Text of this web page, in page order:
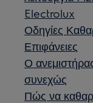
Electrolux
Οδηγίες
Επιφάνειες
Ο
συνεχώς
Πώς να